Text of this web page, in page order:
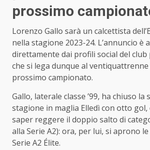
prossimo
Lorenzo Gallo sarà un calcettista
nella stagione 2023-24. L’annuncio è
direttamente dai profili social del club
che si lega dunque al
prossimo campionato.
Gallo, laterale classe ’99, ha chiuso la
stagione in maglia Elledì con otto
saper reggere il doppio salto di
alla Serie A2): ora, per lui, si aprono
Serie A2 Élite.